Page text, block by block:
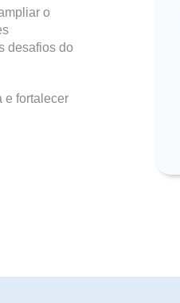
o
desafios do
e fortalecer